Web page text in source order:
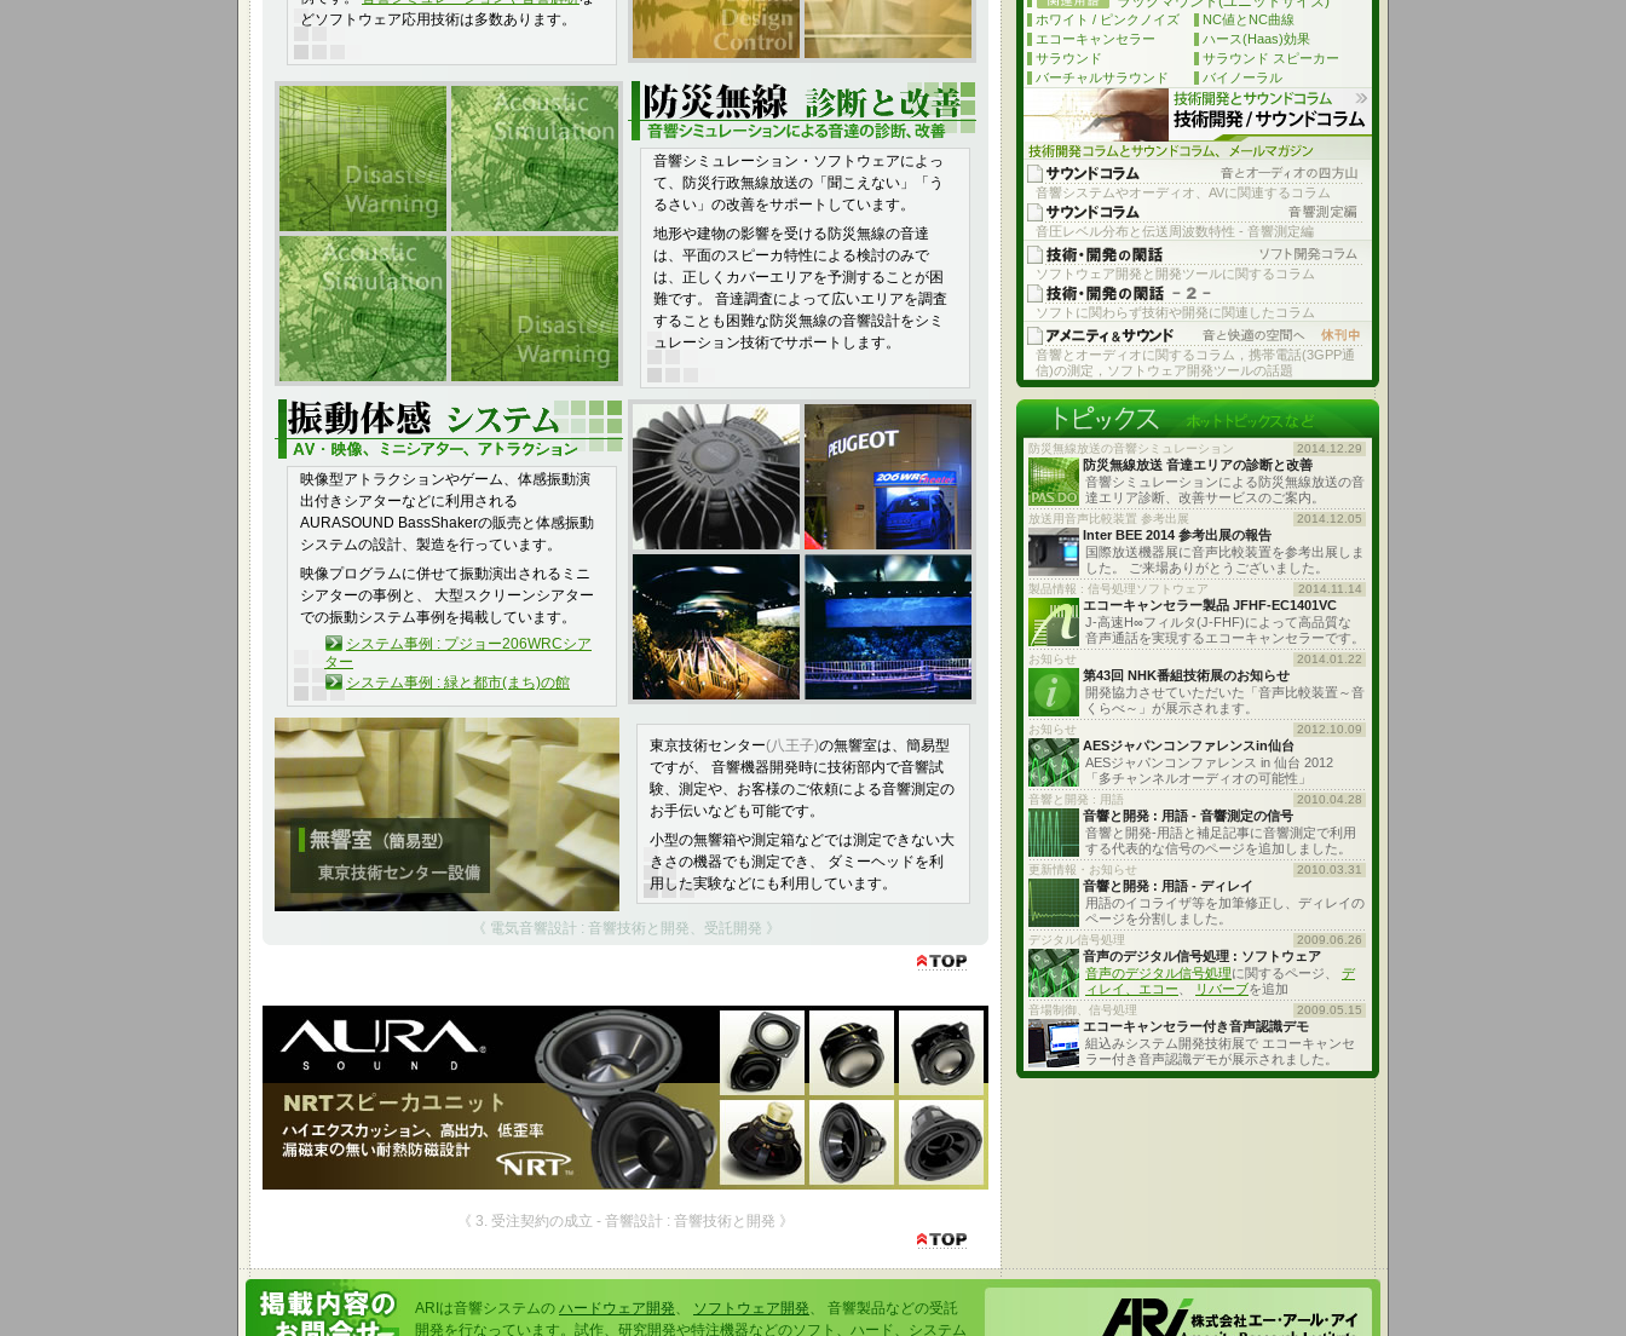
どソフトウェア応用技術は多数あります。
音響シミュレーション・ソフトウェアによっ
て、防災行政無線放送の「聞こえない」「う
るさい」の改善をサポートしています。
地形や建物の影響を受ける防災無線の音達
は、平面のスピーカ特性による検討のみで
は、正しくカバーエリアを予測することが困
難です。 音達調査によって広いエリアを調査
することも困難な防災無線の音響設計をシミ
ュレーション技術でサポートします。
映像型アトラクションやゲーム、体感振動演
出付きシアターなどに利用される
AURASOUND BassShakerの販売と体感振動
システムの設計、製造を行っています。
映像プログラムに併せて振動演出されるミニ
シアターの事例と、 大型スクリーンシアター
での振動システム事例を掲載しています。
システム事例 : プジョー206WRCシア
ター
システム事例 : 緑と都市(まち)の館
東京技術センター(八王子)の無響室は、簡易型
ですが、 音響機器開発時に技術部内で音響試
験、測定や、お客様のご依頼による音響測定の
お手伝いなども可能です。
小型の無響箱や測定箱などでは測定できない大
きさの機器でも測定でき、 ダミーヘッドを利
用した実験などにも利用しています。
《 電気音響設計 : 音響技術と開発、受託開発 》
ホワイト / ピンクノイズ
NC値とNC曲線
エコーキャンセラー
ハース(Haas)効果
サラウンド
サラウンド スピーカー
バーチャルサラウンド
バイノーラル
音響システムやオーディオ、AVに関連するコラム
音圧レベル分布と伝送周波数特性 - 音響測定編
ソフトウェア開発と開発ツールに関するコラム
ソフトに関わらず技術や開発に関連したコラム
音響とオーディオに関するコラム，携帯電話(3GPP通
信)の測定，ソフトウェア開発ツールの話題
防災無線放送の音響シミュレーション 2014.12.29
防災無線放送 音達エリアの診断と改善
音響シミュレーションによる防災無線放送の音
達エリア診断、改善サービスのご案内。
放送用音声比較装置 参考出展 2014.12.05
Inter BEE 2014 参考出展の報告
国際放送機器展に音声比較装置を参考出展しま
した。 ご来場ありがとうございました。
製品情報 : 信号処理ソフトウェア 2014.11.14
エコーキャンセラー製品 JFHF-EC1401VC
J-高速H∞フィルタ(J-FHF)によって高品質な
音声通話を実現するエコーキャンセラーです。
お知らせ 2014.01.22
第43回 NHK番組技術展のお知らせ
開発協力させていただいた「音声比較装置～音
くらべ～」が展示されます。
お知らせ 2012.10.09
AESジャパンコンファレンスin仙台
AESジャパンコンファレンス in 仙台 2012
「多チャンネルオーディオの可能性」
音響と開発 : 用語 2010.04.28
音響と開発 : 用語 - 音響測定の信号
音響と開発-用語と補足記事に音響測定で利用
する代表的な信号のページを追加しました。
更新情報・お知らせ 2010.03.31
音響と開発 : 用語 - ディレイ
用語のイコライザ等を加筆修正し、ディレイの
ページを分割しました。
デジタル信号処理 2009.06.26
音声のデジタル信号処理 : ソフトウェア
音声のデジタル信号処理に関するページ、 デ
ィレイ、エコー
リバーブを追加
音場制御、信号処理 2009.05.15
エコーキャンセラー付き音声認識デモ
組込みシステム開発技術展で エコーキャンセ
ラー付き音声認識デモが展示されました。
《 3. 受注契約の成立 - 音響設計 : 音響技術と開発 》
ARIは音響システムの ハードウェア開発、 ソフトウェア開発、 音響製品などの受託
開発を行なっています。試作、研究開発や特注機器などのソフト、ハード、システム